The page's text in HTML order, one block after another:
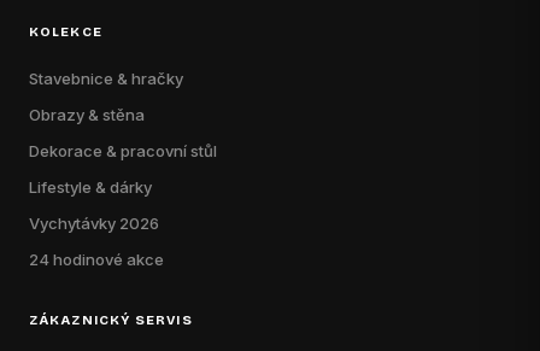
KOLEKCE
Stavebnice & hračky
Obrazy & stěna
Dekorace & pracovní stůl
Lifestyle & dárky
Vychytávky 2026
24 hodinové akce
ZÁKAZNICKÝ SERVIS